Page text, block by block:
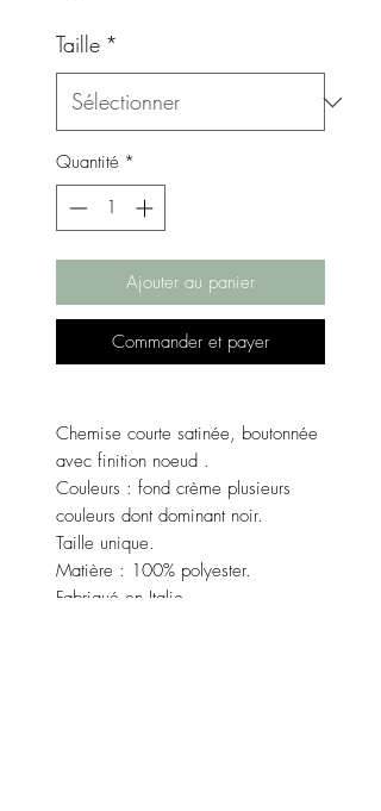
Taille *
Quantité *
Ajouter au panier
Commander et payer
Chemise courte satinée, boutonnée
avec finition noeud .
Couleurs : fond crème plusieurs
couleurs dont dominant noir.
Taille unique.
Matière : 100% polyester.
Fabriqué en Italie.